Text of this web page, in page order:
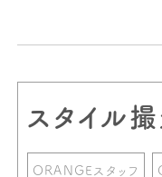
スタイル
ORANGEスタッフ